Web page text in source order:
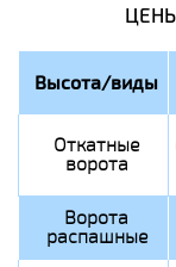
Высота/виды
Откатные
ворота
Ворота
распашные